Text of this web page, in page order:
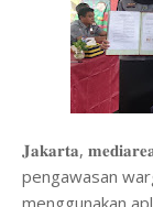
𝐉𝐚𝐤𝐚𝐫𝐭𝐚,
pengawasan